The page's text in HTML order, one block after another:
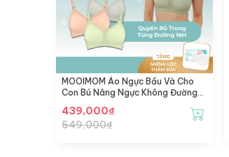
MOOIMOM Áo Ngực Bầu Và Cho
Con Bú Nâng Ngực Không Đường
439,000₫
549,000₫